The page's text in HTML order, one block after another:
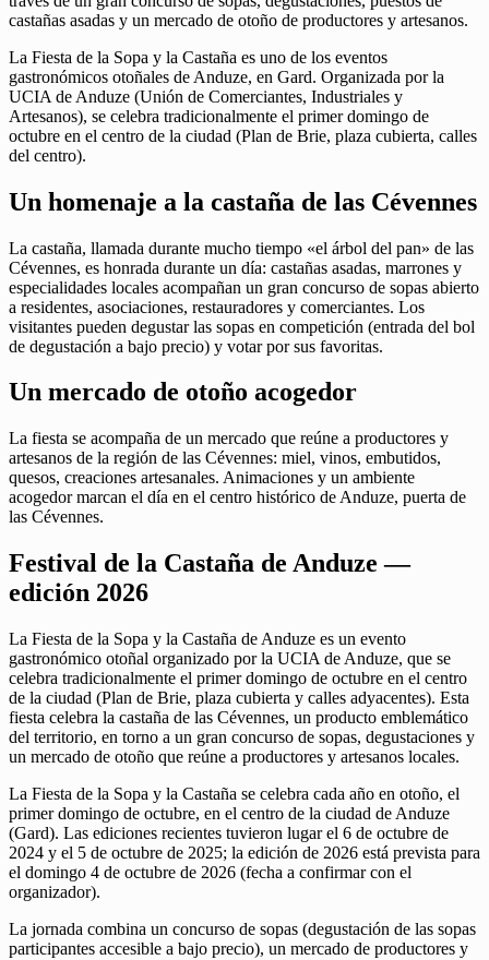
castañas asadas y un mercado de otoño de productores y artesanos.
La Fiesta de la Sopa y la Castaña es uno de los eventos
gastronómicos otoñales de Anduze, en Gard. Organizada por la
UCIA de Anduze (Unión de Comerciantes, Industriales y
Artesanos), se celebra tradicionalmente el primer domingo de
octubre en el centro de la ciudad (Plan de Brie, plaza cubierta, calles
del centro).
Un homenaje a la castaña de las Cévennes
La castaña, llamada durante mucho tiempo «el árbol del pan» de las
Cévennes, es honrada durante un día: castañas asadas, marrones y
especialidades locales acompañan un gran concurso de sopas abierto
a residentes, asociaciones, restauradores y comerciantes. Los
visitantes pueden degustar las sopas en competición (entrada del bol
de degustación a bajo precio) y votar por sus favoritas.
Un mercado de otoño acogedor
La fiesta se acompaña de un mercado que reúne a productores y
artesanos de la región de las Cévennes: miel, vinos, embutidos,
quesos, creaciones artesanales. Animaciones y un ambiente
acogedor marcan el día en el centro histórico de Anduze, puerta de
las Cévennes.
Festival de la Castaña de Anduze —
edición 2026
La Fiesta de la Sopa y la Castaña de Anduze es un evento
gastronómico otoñal organizado por la UCIA de Anduze, que se
celebra tradicionalmente el primer domingo de octubre en el centro
de la ciudad (Plan de Brie, plaza cubierta y calles adyacentes). Esta
fiesta celebra la castaña de las Cévennes, un producto emblemático
del territorio, en torno a un gran concurso de sopas, degustaciones y
un mercado de otoño que reúne a productores y artesanos locales.
La Fiesta de la Sopa y la Castaña se celebra cada año en otoño, el
primer domingo de octubre, en el centro de la ciudad de Anduze
(Gard). Las ediciones recientes tuvieron lugar el 6 de octubre de
2024 y el 5 de octubre de 2025; la edición de 2026 está prevista para
el domingo 4 de octubre de 2026 (fecha a confirmar con el
organizador).
La jornada combina un concurso de sopas (degustación de las sopas
participantes accesible a bajo precio), un mercado de productores y